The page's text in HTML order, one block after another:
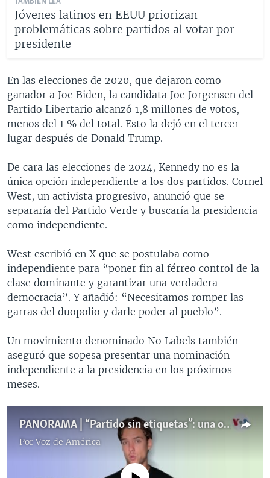
Jóvenes latinos en EEUU priorizan
problemáticas sobre partidos al votar por
presidente
En las elecciones de 2020, que dejaron como
ganador a Joe Biden, la candidata Joe Jorgensen del
Partido Libertario alcanzó 1,8 millones de votos,
menos del 1 % del total. Esto la dejó en el tercer
lugar después de Donald Trump.
De cara las elecciones de 2024, Kennedy no es la
única opción independiente a los dos partidos. Cornel
West, un activista progresivo, anunció que se
separaría del Partido Verde y buscaría la presidencia
como independiente.
West escribió en X que se postulaba como
independiente para “poner fin al férreo control de la
clase dominante y garantizar una verdadera
democracia”. Y añadió: “Necesitamos romper las
garras del duopolio y darle poder al pueblo”.
Un movimiento denominado No Labels también
aseguró que sopesa presentar una nominación
independiente a la presidencia en los próximos
meses.
PANORAMA | “Partido sin etiquetas”: una opción ante el descontento con Biden y Trump
Por Voz de América
No media source currently available